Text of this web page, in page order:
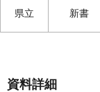
県立 新書
資料詳細